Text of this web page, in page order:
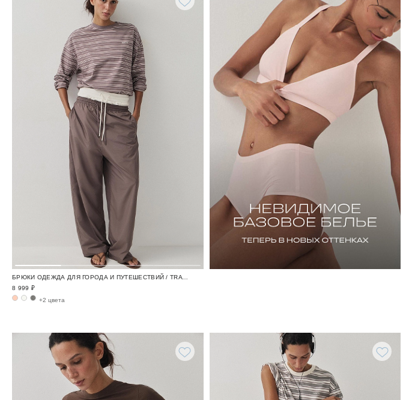
БРЮКИ ОДЕЖДА ДЛЯ ГОРОДА И ПУТЕШЕСТВИЙ / TRAVELLING
8 999 ₽
+2 цвета